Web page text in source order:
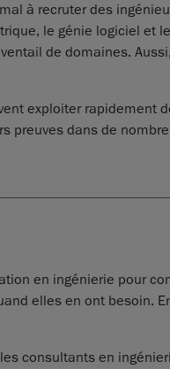
à recruter des
le génie logiciel et
de domaines.
exploiter rapidement
preuves dans de
en ingénierie pour
elles en ont besoin.
consultants en